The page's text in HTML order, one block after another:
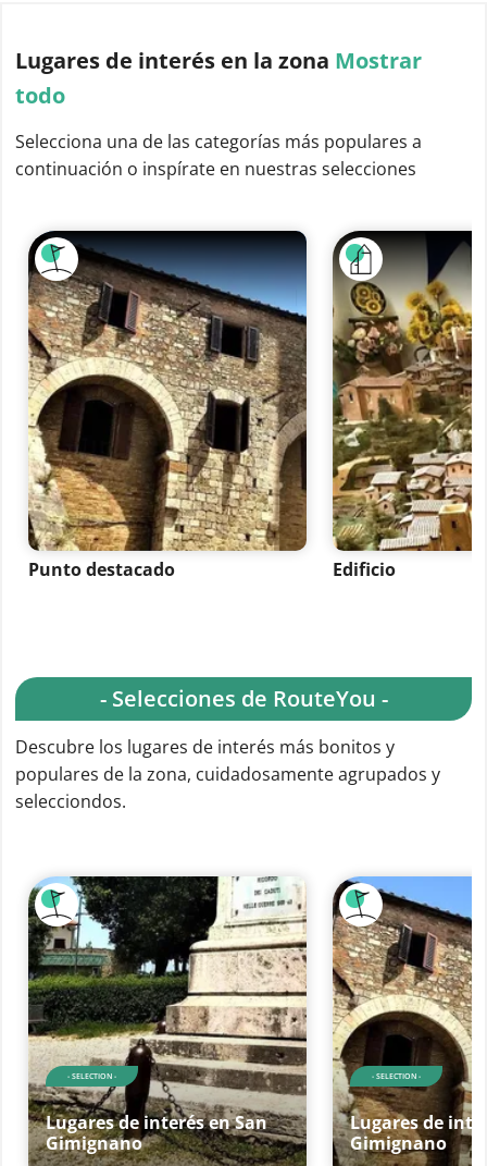
Lugares de interés en la zona Mostrar
todo
Selecciona una de las categorías más populares a
continuación o inspírate en nuestras selecciones
Punto destacado Edificio
- Selecciones de RouteYou -
Descubre los lugares de interés más bonitos y
populares de la zona, cuidadosamente agrupados y
selecciondos.
- SELECTION -
Lugares de interés en San
Gimignano
- SELECTION -
Lugares de
Gimignano